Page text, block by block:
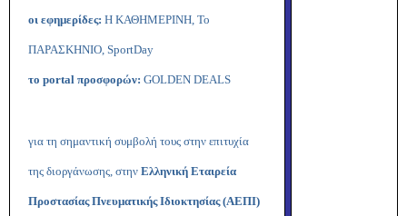
οι εφημερίδες: Η ΚΑΘΗΜΕΡΙΝΗ, Το
ΠΑΡΑΣΚΗΝΙΟ, SportDay
το portal προσφορών: GOLDEN DEALS
για τη σημαντική συμβολή τους στην επιτυχία
της διοργάνωσης, στην Ελληνική Εταιρεία
Προστασίας Πνευματικής Ιδιοκτησίας (ΑΕΠΙ)